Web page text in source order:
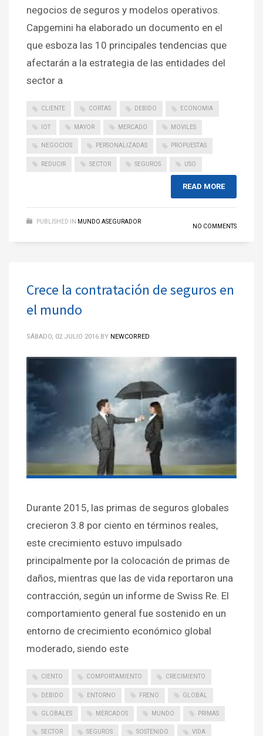
negocios de seguros y modelos operativos.
Capgemini ha elaborado un documento en el
que esboza las 10 principales tendencias que
afectarán a la estrategia de las entidades del
sector a
CLIENTE CORTAS DEBIDO ECONOMIA
IOT MAYOR MERCADO MOVILES
NEGOCIOS PERSONALIZADAS PROPUESTAS
REDUCIR SECTOR SEGUROS USO
READ MORE
PUBLISHED IN MUNDO ASEGURADOR
NO COMMENTS
Crece la contratación de seguros en
el mundo
SÁBADO, 02 JULIO 2016 BY NEWCORRED
Durante 2015, las primas de seguros globales
crecieron 3.8 por ciento en términos reales,
este crecimiento estuvo impulsado
principalmente por la colocación de primas de
daños, mientras que las de vida reportaron una
contracción, según un informe de Swiss Re. El
comportamiento general fue sostenido en un
entorno de crecimiento económico global
moderado, siendo este
CIENTO COMPORTAMIENTO CRECIMIENTO
DEBIDO ENTORNO FRENO GLOBAL
GLOBALES MERCADOS MUNDO PRIMAS
SECTOR SEGUROS SOSTENIDO VIDA